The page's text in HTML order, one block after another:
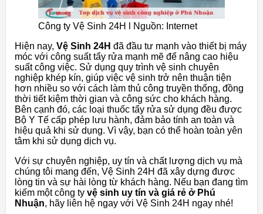
Công ty Vệ Sinh 24H l Nguồn: Internet
Hiện nay, Vệ Sinh 24H đã đầu tư mạnh vào thiết bị máy
móc với công suất tẩy rửa mạnh mẽ để nâng cao hiệu
suất công việc. Sử dụng quy trình vệ sinh chuyên
nghiệp khép kín, giúp việc vệ sinh trở nên thuận tiện
hơn nhiều so với cách làm thủ công truyền thống, đồng
thời tiết kiệm thời gian và công sức cho khách hàng.
Bên cạnh đó, các loại thuốc tẩy rửa sử dụng đều được
Bộ Y Tế cấp phép lưu hành, đảm bảo tính an toàn và
hiệu quả khi sử dụng. Vì vậy, bạn có thể hoàn toàn yên
tâm khi sử dụng dịch vụ.
Với sự chuyên nghiệp, uy tín và chất lượng dịch vụ mà
chúng tôi mang đến, Vệ Sinh 24H đã xây dựng được
lòng tin và sự hài lòng từ khách hàng. Nếu bạn đang tìm
kiếm một công ty vệ sinh uy tín và giá rẻ ở Phú
Nhuận, hãy liên hệ ngay với Vệ Sinh 24H ngay nhé!